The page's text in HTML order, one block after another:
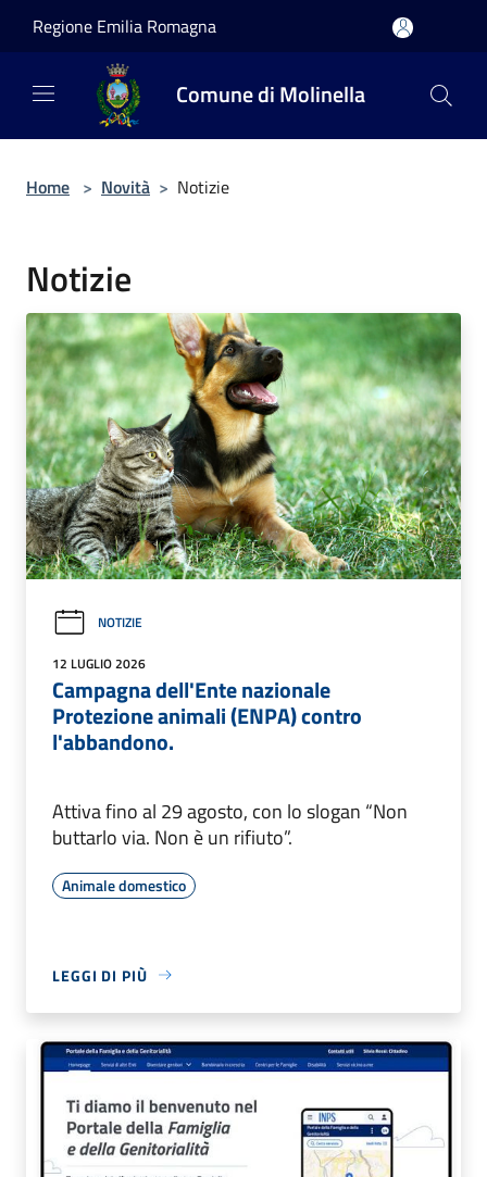
Regione Emilia Romagna
Comune di Molinella
Home > Novità > Notizie
Notizie
NOTIZIE
12 LUGLIO 2026
Campagna dell'Ente nazionale
Protezione animali (ENPA) contro
l'abbandono.
Attiva fino al 29 agosto, con lo slogan “Non
buttarlo via. Non è un rifiuto”.
Animale domestico
LEGGI DI PIÙ